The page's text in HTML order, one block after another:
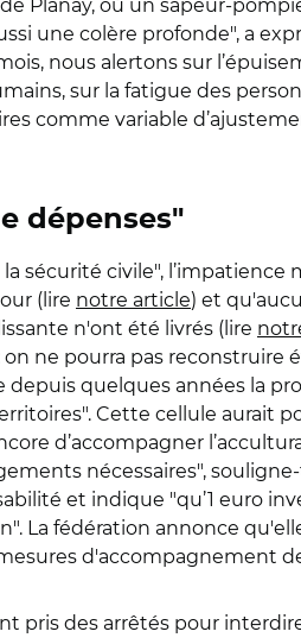
Planay, où un sapeur-
une colère profonde", a
nous alertons sur
sur la fatigue des
comme variable
dépenses"
sécurité civile",
(lire notre article) et
n'ont été livrés (lire
ne pourra pas reconstruire
quelques années la
Cette cellule aurait
d’accompagner
nécessaires",
et indique "qu’1 euro
La fédération annonce
d'accompagnement
pris des arrêtés pour